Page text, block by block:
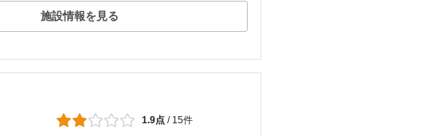
施設情報を見る
1.9点 / 15件